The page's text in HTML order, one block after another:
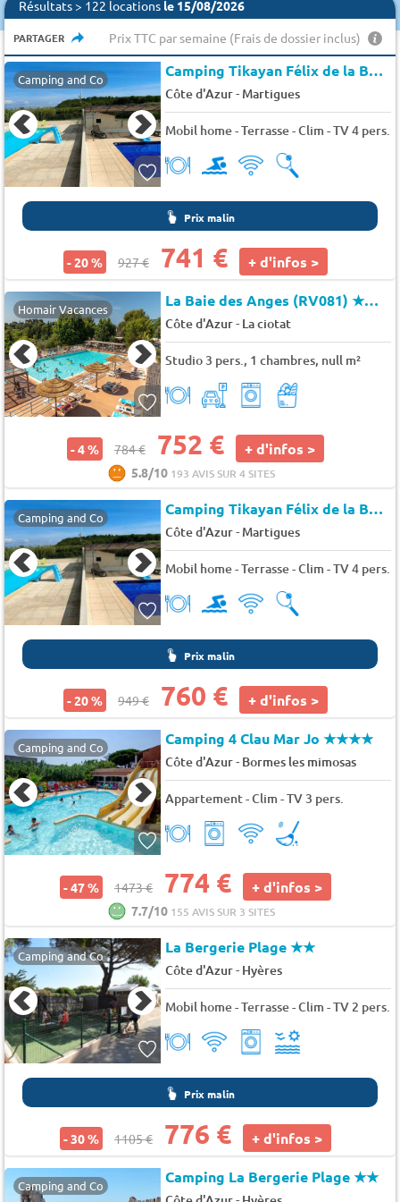
Résultats > 122 locations le 15/08/2026
PARTAGER Prix TTC par semaine (Frais de dossier inclus)
Camping and Co Camping Tikayan Félix de la Bastide *
Côte d'Azur- Martigues
Mobil home - Terrasse - Clim - TV 4 pers.
Prix malin
- 20 % 927 € 741 € + d'infos >
Homair Vacances La Baie des Anges (RV081)★★★★
Côte d'Azur- La ciotat
Studio 3 pers., 1 chambres, null m²
- 4 % 784 € 752 € + d'infos >
5.8/10 193 AVIS SUR 4 SITES
Camping and Co Camping Tikayan Félix de la Bastide *
Côte d'Azur- Martigues
Mobil home - Terrasse - Clim - TV 4 pers.
Prix malin
- 20 % 949 € 760 € + d'infos >
Camping and Co Camping 4 Clau Mar Jo★★★★
Côte d'Azur- Bormes les mimosas
Appartement - Clim - TV 3 pers.
- 47 % 1473 € 774 € + d'infos >
7.7/10 155 AVIS SUR 3 SITES
Camping and Co La Bergerie Plage★★
Côte d'Azur- Hyères
Mobil home - Terrasse - Clim - TV 2 pers.
Prix malin
- 30 % 1105 € 776 € + d'infos >
Camping and Co Camping La Bergerie Plage★★